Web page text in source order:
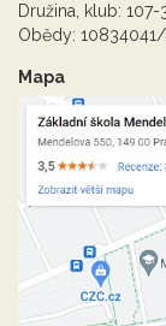
Družina, klub:
Obědy:
Mapa